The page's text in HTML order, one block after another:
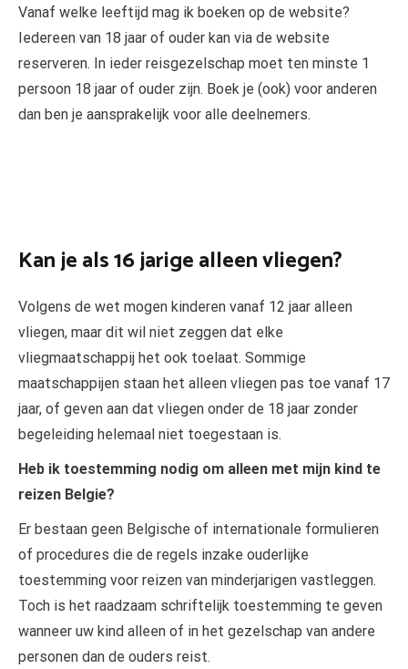
Vanaf welke leeftijd mag ik boeken op de website?
Iedereen van 18 jaar of ouder kan via de website
reserveren. In ieder reisgezelschap moet ten minste 1
persoon 18 jaar of ouder zijn. Boek je (ook) voor anderen
dan ben je aansprakelijk voor alle deelnemers.
Kan je als 16 jarige alleen vliegen?
Volgens de wet mogen kinderen vanaf 12 jaar alleen
vliegen, maar dit wil niet zeggen dat elke
vliegmaatschappij het ook toelaat. Sommige
maatschappijen staan het alleen vliegen pas toe vanaf 17
jaar, of geven aan dat vliegen onder de 18 jaar zonder
begeleiding helemaal niet toegestaan is.
Heb ik toestemming nodig om alleen met mijn kind te
reizen Belgie?
Er bestaan geen Belgische of internationale formulieren
of procedures die de regels inzake ouderlijke
toestemming voor reizen van minderjarigen vastleggen.
Toch is het raadzaam schriftelijk toestemming te geven
wanneer uw kind alleen of in het gezelschap van andere
personen dan de ouders reist.